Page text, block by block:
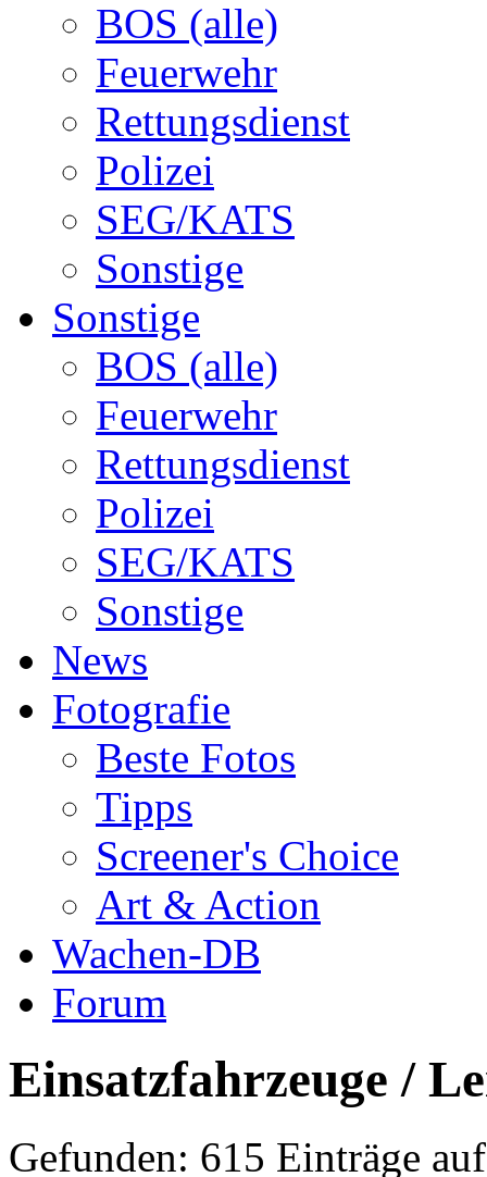
BOS (alle)
Feuerwehr
Rettungsdienst
Polizei
SEG/KATS
Sonstige
Sonstige
BOS (alle)
Feuerwehr
Rettungsdienst
Polizei
SEG/KATS
Sonstige
News
Fotografie
Beste Fotos
Tipps
Screener's Choice
Art & Action
Wachen-DB
Forum
Einsatzfahrzeuge /
Gefunden: 615 Einträge